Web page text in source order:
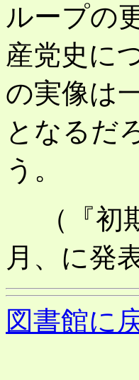
ループの
産党史に
の実像は
となるだ
（『初
月、に発表
図書館に